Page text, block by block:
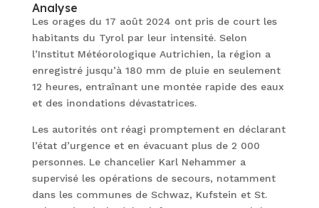
Analyse
Les orages du 17 août 2024 ont pris de court les
habitants du Tyrol par leur intensité. Selon
l’Institut Météorologique Autrichien, la région a
enregistré jusqu’à 180 mm de pluie en seulement
12 heures, entraînant une montée rapide des eaux
et des inondations dévastatrices.
Les autorités ont réagi promptement en déclarant
l’état d’urgence et en évacuant plus de 2 000
personnes. Le chancelier Karl Nehammer a
supervisé les opérations de secours, notamment
dans les communes de Schwaz, Kufstein et St.